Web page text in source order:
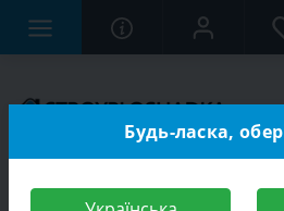
Будь-ласка,